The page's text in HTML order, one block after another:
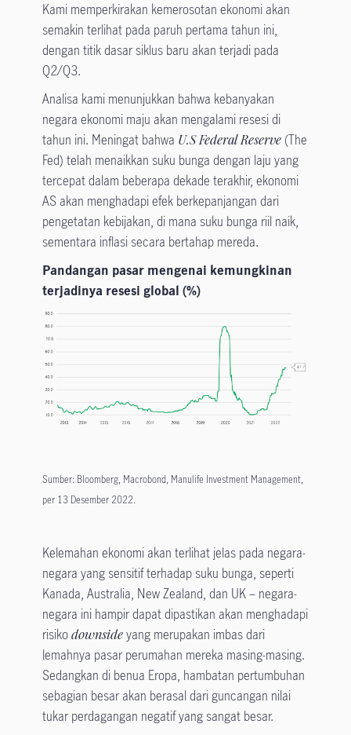
Kami memperkirakan kemerosotan ekonomi akan
semakin terlihat pada paruh pertama tahun ini,
dengan titik dasar siklus baru akan terjadi pada
Q2/Q3.
Analisa kami menunjukkan bahwa kebanyakan
negara ekonomi maju akan mengalami resesi di
tahun ini. Meningat bahwa U.S Federal Reserve(The
Fed) telah menaikkan suku bunga dengan laju yang
tercepat dalam beberapa dekade terakhir, ekonomi
AS akan menghadapi efek berkepanjangan dari
pengetatan kebijakan, di mana suku bunga riil naik,
sementara inflasi secara bertahap mereda.
Pandangan pasar mengenai kemungkinan
terjadinya resesi global (%)
Sumber: Bloomberg, Macrobond, Manulife Investment Management,
per 13 Desember 2022.
Kelemahan ekonomi akan terlihat jelas pada negara-
negara yang sensitif terhadap suku bunga, seperti
Kanada, Australia, New Zealand, dan UK – negara-
negara ini hampir dapat dipastikan akan menghadapi
risikodownsideyang merupakan imbas dari
lemahnya pasar perumahan mereka masing-masing.
Sedangkan di benua Eropa, hambatan pertumbuhan
sebagian besar akan berasal dari guncangan nilai
tukar perdagangan negatif yang sangat besar.